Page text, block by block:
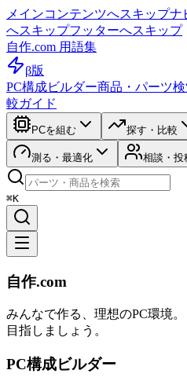
メインコンテンツへスキップナ
へスキップフッターへスキップ
自作.com 用語集
β版
PC構成ビルダー商品・パーツ検
較ガイド
PCを組む 探す・比較
測る・最適化 相談・投
⌘K
自作.com
みんなで作る、理想のPC環境。
目指しましょう。
PC構成ビルダー